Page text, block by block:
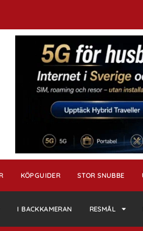
KÖPGUIDER STOR SNUBBE
I BACKKAMERAN RESMÅL